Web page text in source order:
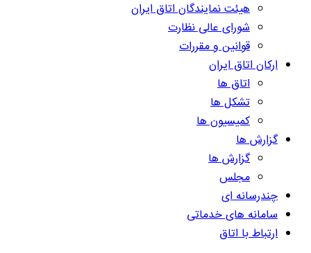
هیئت نمایندگان اتاق ایران
شورای عالی نظارت
قوانین و مقررات
ارکان اتاق ایران
اتاق ها
تشکل ها
کمیسیون ها
گزارش ها
گزارش ها
مجلس
چندرسانه ای
سامانه های خدماتی
ارتباط با اتاق